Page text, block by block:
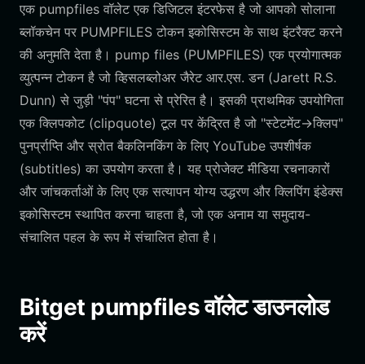
एक pumpfiles वॉलेट एक डिजिटल इंटरफेस है जो आपको सोलाना
ब्लॉकचेन पर PUMPFILES टोकन इकोसिस्टम के साथ इंटरैक्ट करने
की अनुमति देता है। pump files (PUMPFILES) एक प्रयोगात्मक
व्युत्पन्न टोकन है जो व्हिसलब्लोअर जैरेट आर.एस. डन (Jarett R.S.
Dunn) से जुड़ी "पंप" घटना से प्रेरित है। इसकी प्राथमिक उपयोगिता
एक क्लिपकोट (clipquote) टूल पर केंद्रित है जो "स्टेटमेंट→क्लिप"
पुनर्प्राप्ति और स्रोत बैकलिनकिंग के लिए YouTube उपशीर्षक
(subtitles) का उपयोग करता है। यह प्रोजेक्ट मीडिया रचनाकारों
और जांचकर्ताओं के लिए एक सत्यापन योग्य उद्धरण और क्लिपिंग इंडेक्स
इकोसिस्टम स्थापित करना चाहता है, जो एक अनाम या समुदाय-
संचालित पहल के रूप में संचालित होता है।
Bitget pumpfiles वॉलेट डाउनलोड
करें